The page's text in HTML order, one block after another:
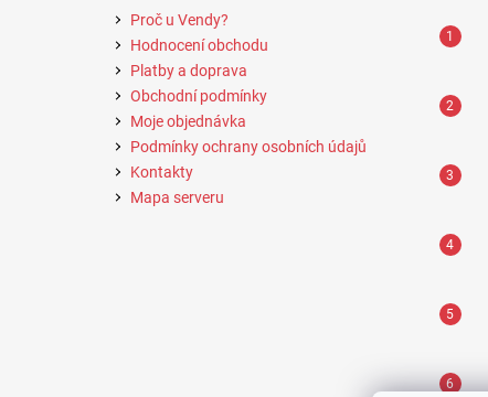
Proč u Vendy?
Hodnocení obchodu
Platby a doprava
Obchodní podmínky
Moje objednávka
Podmínky ochrany osobních údajů
Kontakty
Mapa serveru